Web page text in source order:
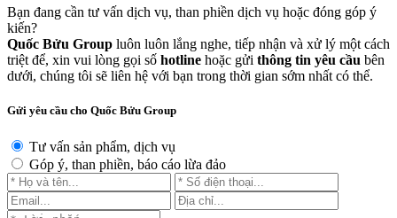
Bạn đang cần tư vấn dịch vụ, than phiền dịch vụ hoặc đóng góp ý
kiến?
Quốc Bửu Group luôn luôn lắng nghe, tiếp nhận và xử lý một cách
triệt để, xin vui lòng gọi số hotline hoặc gửi thông tin yêu cầu bên
dưới, chúng tôi sẽ liên hệ với bạn trong thời gian sớm nhất có thể.
Gửi yêu cầu cho Quốc Bửu Group
Tư vấn sản phẩm, dịch vụ
Góp ý, than phiền, báo cáo lừa đảo